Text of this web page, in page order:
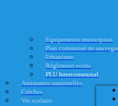
Equipements municipaux
Plan communal de
Urbanisme
Règlement voirie
PLU Intercommunal
Assistantes maternelles
Crèches
Vie scolaire